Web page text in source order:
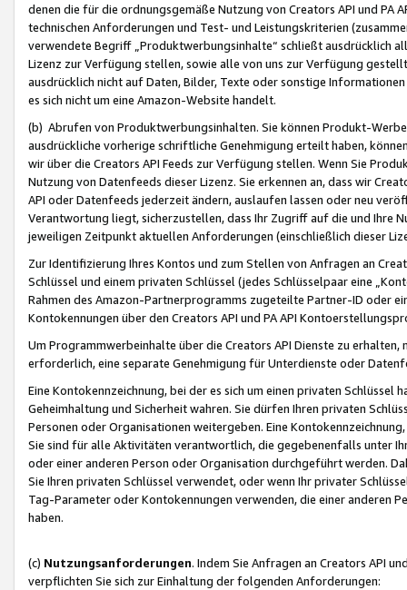
denen die für die ordnungsgemäße Nutzung von Creators API und PA
technischen Anforderungen und Test- und Leistungskriterien
verwendete Begriff „Produktwerbungsinhalte“ schließt ausdrücklich
Lizenz zur Verfügung stellen, sowie alle von uns zur Verfügung
ausdrücklich nicht auf Daten, Bilder, Texte oder sonstige
es sich nicht um eine Amazon-Website handelt.
(b) Abrufen von Produktwerbungsinhalten. Sie können Produkt-
ausdrückliche vorherige schriftliche Genehmigung erteilt haben,
wir über die Creators API Feeds zur Verfügung stellen. Wenn Sie
Nutzung von Datenfeeds dieser Lizenz. Sie erkennen an, dass wir
API oder Datenfeeds jederzeit ändern, auslaufen lassen oder neu
Verantwortung liegt, sicherzustellen, dass Ihr Zugriff auf die und Ihre
jeweiligen Zeitpunkt aktuellen Anforderungen (einschließlich dieser
Zur Identifizierung Ihres Kontos und zum Stellen von Anfragen an
Schlüssel und einem privaten Schlüssel (jedes Schlüsselpaar eine
Rahmen des Amazon-Partnerprogramms zugeteilte Partner-ID oder
Kontokennungen über den Creators API und PA API
Um Programmwerbeinhalte über die Creators API Dienste zu
erforderlich, eine separate Genehmigung für Unterdienste oder
Eine Kontokennzeichnung, bei der es sich um einen privaten
Geheimhaltung und Sicherheit wahren. Sie dürfen Ihren privaten
Personen oder Organisationen weitergeben. Eine
Sie sind für alle Aktivitäten verantwortlich, die gegebenenfalls unter
oder einer anderen Person oder Organisation durchgeführt werden.
Sie Ihren privaten Schlüssel verwendet, oder wenn Ihr privater
Tag-Parameter oder Kontokennungen verwenden, die einer anderen
haben.
(c) Nutzungsanforderungen. Indem Sie Anfragen an Creators API
verpflichten Sie sich zur Einhaltung der folgenden Anforderungen: